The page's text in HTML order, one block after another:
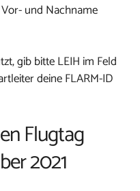
und Nachname
gib bitte LEIH im Feld
deine FLARM-ID
Flugtag
2021